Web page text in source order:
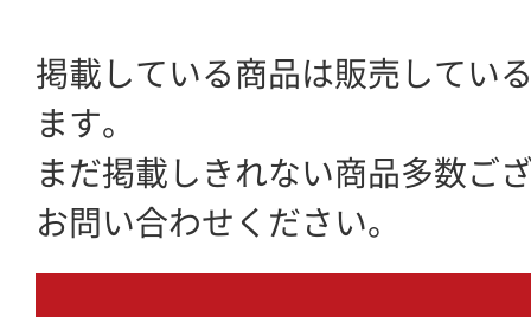
掲載している商品は販売してい
ます。
まだ掲載しきれない商品多数ご
お問い合わせください。